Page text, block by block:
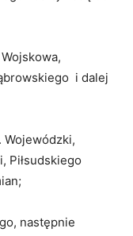
i dalej
Wojewódzki,
Piłsudskiego
następnie